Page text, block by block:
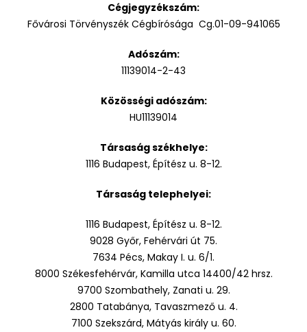
Cégjegyzékszám:
Fővárosi Törvényszék Cégbírósága Cg.01-09-941065
Adószám:
11139014-2-43
Közösségi adószám:
HU11139014
Társaság székhelye:
1116 Budapest, Építész u. 8-12.
Társaság telephelyei:
1116 Budapest, Építész u. 8-12.
9028 Győr, Fehérvári út 75.
7634 Pécs, Makay I. u. 6/1.
8000 Székesfehérvár, Kamilla utca 14400/42 hrsz.
9700 Szombathely, Zanati u. 29.
2800 Tatabánya, Tavaszmező u. 4.
7100 Szekszárd, Mátyás király u. 60.